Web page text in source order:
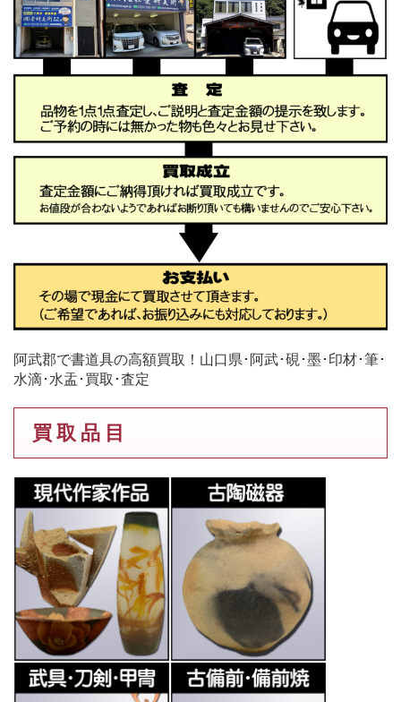
阿武郡で書道具の高額買取！山口県･阿武･硯･墨･印材･筆･
水滴･水盂･買取･査定
買 取 品 目